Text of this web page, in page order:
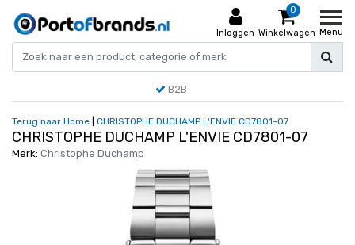
Inloggen
0
Winkelwagen Menu
B2B
Terug naar Home CHRISTOPHE DUCHAMP L'ENVIE CD7801-07
CHRISTOPHE DUCHAMP L'ENVIE CD7801-07
Merk: Christophe Duchamp